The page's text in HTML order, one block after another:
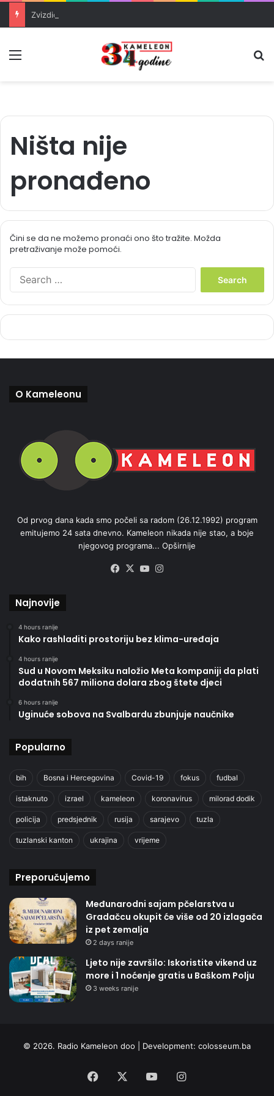
Ništa nije
pronađeno
Čini se da ne možemo pronaći ono što tražite. Možda
pretraživanje može pomoći.
h
O Kameleonu
Od prvog dana kada smo počeli sa radom (26.12.1992) program
emitujemo 24 sata dnevno. Kameleon nikada nije stao, a boje
njegovog programa... Opširnije
Facebook
X YouTube
Najnovije
4 hours ranije
Kako rashladiti prostoriju bez klima-uređaja
4 hours ranije
Sud u Novom Meksiku naložio Meta kompaniji da plati
dodatnih 567 miliona dolara zbog štete djeci
6 hours ranije
Uginuće sobova na Svalbardu zbunjuje naučnike
Popularno
bih Bosna i Hercegovina Covid-19 fokus fudbal
istaknuto izrael kameleon koronavirus milorad dodik
policija predsjednik rusija sarajevo tuzla
tuzlanski kanton ukrajina vrijeme
Preporučujemo
Međunarodni sajam pčelarstva u
Gradačcu okupit će više od 20 izlagača
iz pet zemalja
2 days ranije
Ljeto nije završilo: Iskoristite vikend uz
more i 1 noćenje gratis u Baškom Polju
3 weeks ranije
© 2026. Radio Kameleon doo | Development: colosseum.ba
Facebook YouTubeInstagram